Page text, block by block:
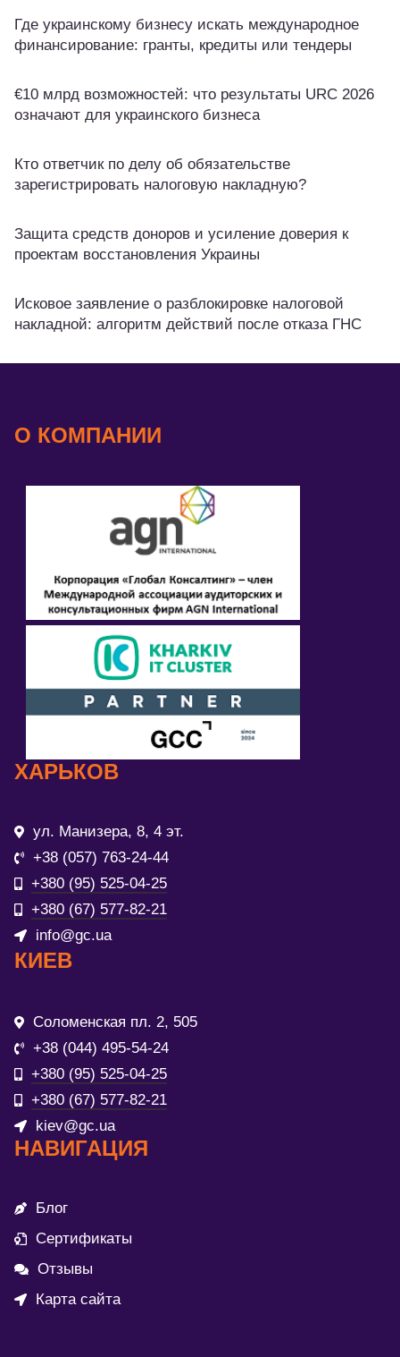
Где украинскому бизнесу искать международное
финансирование: гранты, кредиты или тендеры
€10 млрд возможностей: что результаты URC 2026
означают для украинского бизнеса
Кто ответчик по делу об обязательстве
зарегистрировать налоговую накладную?
Защита средств доноров и усиление доверия к
проектам восстановления Украины
Исковое заявление о разблокировке налоговой
накладной: алгоритм действий после отказа ГНС
О КОМПАНИИ
ХАРЬКОВ
ул. Манизера, 8, 4 эт.
+38 (057) 763-24-44
+380 (95) 525-04-25
+380 (67) 577-82-21
info@gc.ua
КИЕВ
Соломенская пл. 2, 505
+38 (044) 495-54-24
+380 (95) 525-04-25
+380 (67) 577-82-21
kiev@gc.ua
НАВИГАЦИЯ
Блог
Сертификаты
Отзывы
Карта сайта